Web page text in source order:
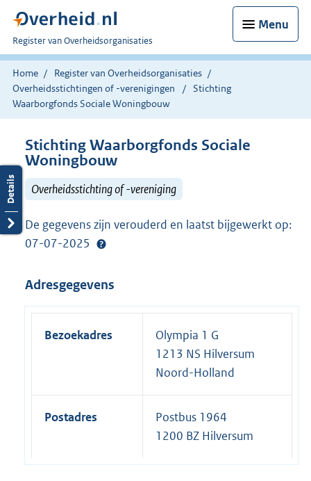
Menu
U
bent
nu
hier:
Register van Overheidsorganisaties
Home
Register van Overheidsorganisaties
Overheidsstichtingen of -verenigingen
Stichting
Waarborgfonds Sociale Woningbouw
Stichting Waarborgfonds Sociale
Woningbouw
Overheidsstichting of -vereniging
De gegevens zijn verouderd en laatst bijgewerkt op:
07-07-2025
Adresgegevens
Bezoekadres
Olympia 1 G
1213 NS Hilversum
Noord-Holland
Postadres
Postbus 1964
1200 BZ Hilversum